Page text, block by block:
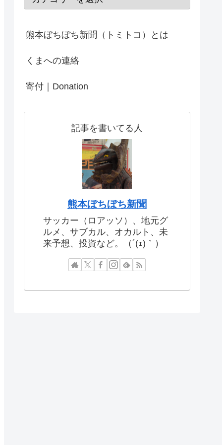
熊本ぼちぼち新聞（トミトコ）とは
くまへの連絡
寄付｜Donation
記事を書いてる人
熊本ぼちぼち新聞
サッカー（ロアッソ）、地元グ
ルメ、サブカル、オカルト、未
来予想、投資など。（´(ｪ)｀）